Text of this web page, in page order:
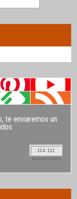
te enviaremos un
114.111
SUSCRIPTORES